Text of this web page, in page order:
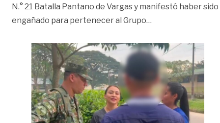
N.° 21 Batalla Pantano de Vargas y manifestó haber sido
engañado para pertenecer al Grupo…